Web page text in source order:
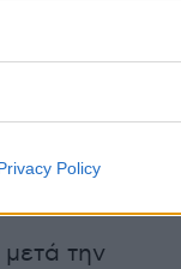
Policy
χρόνια. Με
να βάλει
απλήρωτα
την